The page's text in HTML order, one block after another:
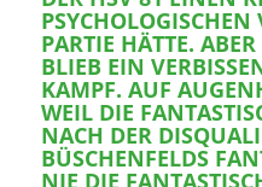
PARTIE HÄTTE.
BLIEB EIN
KAMPF. AUF
WEIL DIE
NACH DER
BÜSCHENFELDS
NIE DIE